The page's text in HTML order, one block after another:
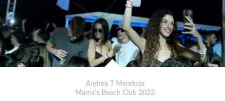
Andrea T Mendoza
Mama's Beach Club 2022